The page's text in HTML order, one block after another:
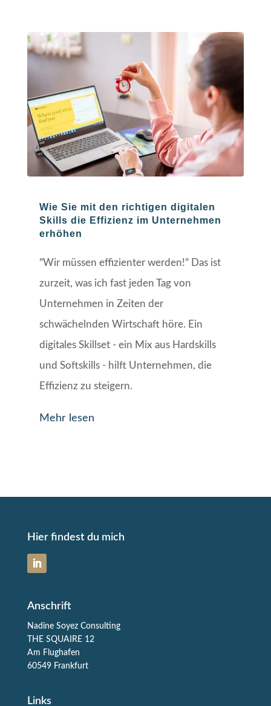
Wie Sie mit den richtigen digitalen
Skills die Effizienz im Unternehmen
erhöhen
"Wir müssen effizienter werden!" Das ist
zurzeit, was ich fast jeden Tag von
Unternehmen in Zeiten der
schwächelnden Wirtschaft höre. Ein
digitales Skillset - ein Mix aus Hardskills
und Softskills - hilft Unternehmen, die
Effizienz zu steigern.
Mehr lesen
Hier findest du mich
Anschrift
Nadine Soyez Consulting
THE SQUAIRE 12
Am Flughafen
60549 Frankfurt
Links